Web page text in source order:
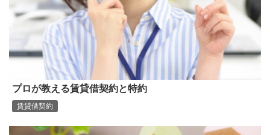
プロが教える賃貸借契約と特約
賃貸借契約